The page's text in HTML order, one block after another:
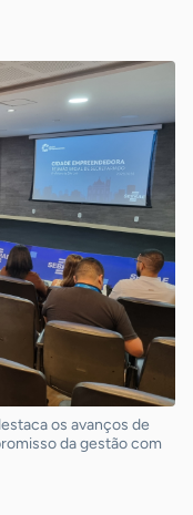
os avanços de
da gestão com